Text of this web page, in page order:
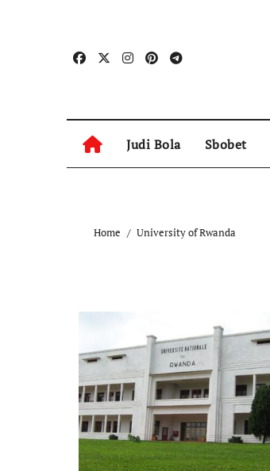
Judi Bola Sbobet
Home University of Rwanda